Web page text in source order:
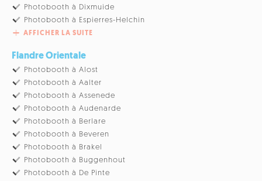
Photobooth à Dixmuide
Photobooth à Espierres-Helchin
AFFICHER LA SUITE
Flandre Orientale
Photobooth à Alost
Photobooth à Aalter
Photobooth à Assenede
Photobooth à Audenarde
Photobooth à Berlare
Photobooth à Beveren
Photobooth à Brakel
Photobooth à Buggenhout
Photobooth à De Pinte